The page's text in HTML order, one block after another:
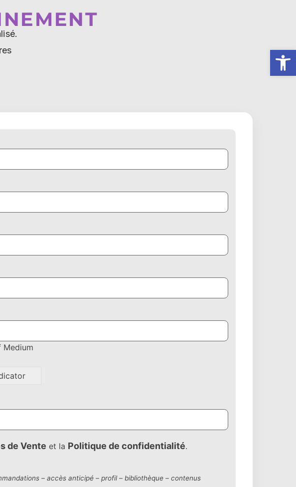
Medium
de Vente et la Politique de confidentialité.
– accès anticipé – profil – bibliothèque – contenus